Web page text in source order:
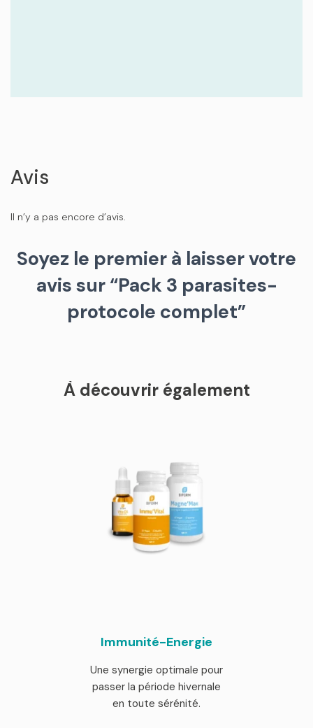
Avis
Il n’y a pas encore d’avis.
Soyez le premier à laisser votre
avis sur “Pack 3 parasites-
protocole complet”
À découvrir également
Immunité-Energie
Une synergie optimale pour
passer la période hivernale
en toute sérénité.